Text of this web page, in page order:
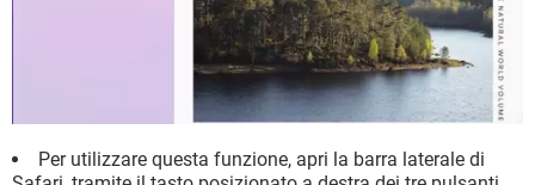
Per utilizzare questa funzione, apri la barra laterale di